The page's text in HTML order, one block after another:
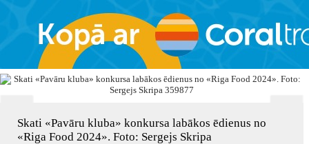
Skati «Pavāru kluba» konkursa labākos ēdienus no
«Riga Food 2024». Foto: Sergejs Skripa